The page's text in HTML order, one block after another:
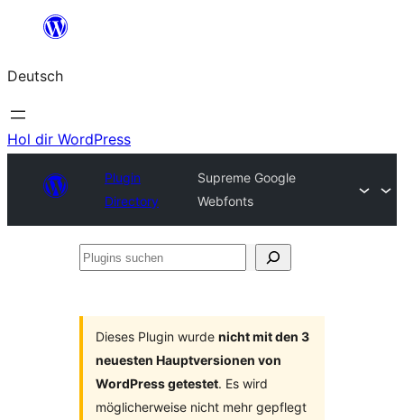
springen
Deutsch
Hol dir WordPress
Plugin
Directory
Supreme Google
Webfonts
Plugins
Dieses Plugin wurde nicht mit den 3
neuesten Hauptversionen von
WordPress getestet. Es wird
möglicherweise nicht mehr gepflegt